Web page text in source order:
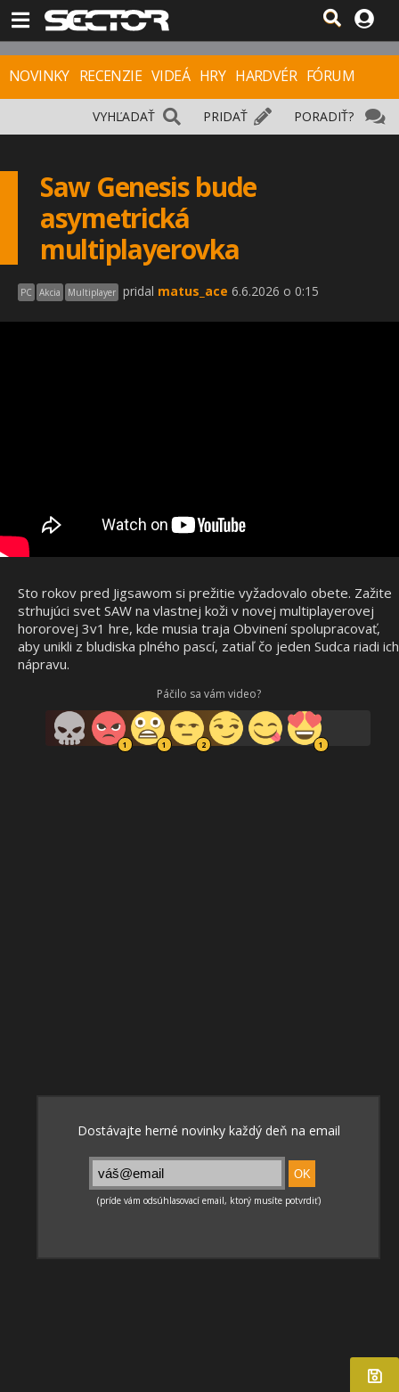
NOVINKY RECENZIE VIDEÁ HRY HARDVÉR FÓRUM
PORADIŤ?
PRIDAŤ
VYHĽADAŤ
Saw Genesis bude
asymetrická
multiplayerovka
PC Akcia Multiplayer pridal matus_ace 6.6.2026 o 0:15
Sto rokov pred Jigsawom si prežitie vyžadovalo obete. Zažite
strhujúci svet SAW na vlastnej koži v novej multiplayerovej
hororovej 3v1 hre, kde musia traja Obvinení spolupracovať,
aby unikli z bludiska plného pascí, zatiaľ čo jeden Sudca riadi ich
nápravu.
Páčilo sa vám video?